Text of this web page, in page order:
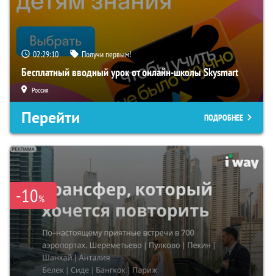
02:29:09 Получи первым!
Бесплатный вводный урок от онлайн-школы Skysmart
Россия
Перейти ПОДРОБНЕЕ
-10%